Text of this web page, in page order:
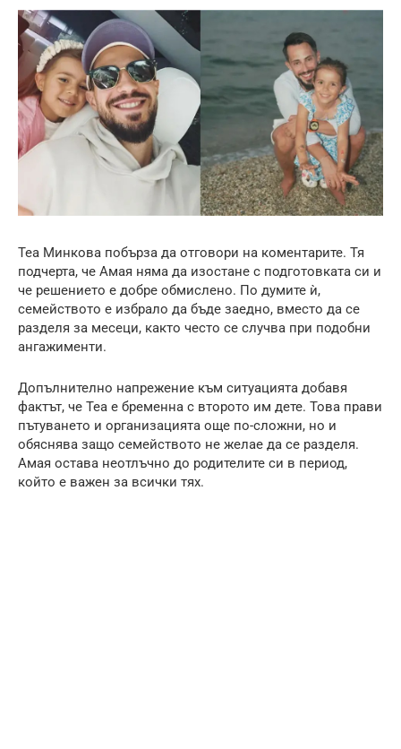
Теа Минкова побърза да отговори на коментарите. Тя
подчерта, че Амая няма да изостане с подготовката си и
че решението е добре обмислено. По думите ѝ,
семейството е избрало да бъде заедно, вместо да се
разделя за месеци, както често се случва при подобни
ангажименти.
Допълнително напрежение към ситуацията добавя
фактът, че Теа е бременна с второто им дете. Това прави
пътуването и организацията още по-сложни, но и
обяснява защо семейството не желае да се разделя.
Амая остава неотлъчно до родителите си в период,
който е важен за всички тях.